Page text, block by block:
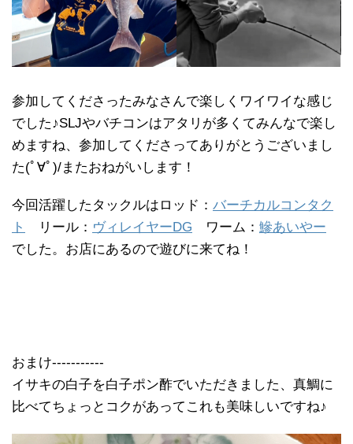
参加してくださったみなさんで楽しくワイワイな感じ
でした♪SLJやバチコンはアタリが多くてみんなで楽し
めますね、参加してくださってありがとうございまし
た(ﾟ∀ﾟ)/またおねがいします！
今回活躍したタックルはロッド： バーチカルコンタク
ト
リール： ヴィレイヤーDG ワーム： 鰺あいやー
でした。お店にあるので遊びに来てね！
おまけ-----------
イサキの白子を白子ポン酢でいただきました、真鯛に
比べてちょっとコクがあってこれも美味しいですね♪